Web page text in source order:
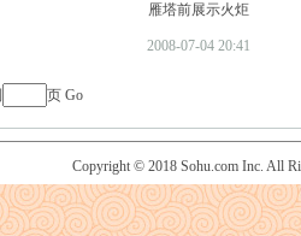
雁塔前展示火炬
2008-07-04 20:41
页 Go
Copyright © 2018 Sohu.com Inc. All